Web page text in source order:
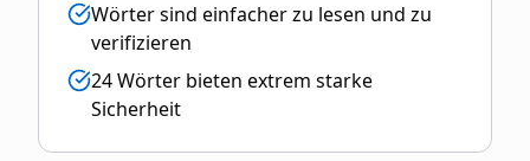
Wörter sind einfacher zu lesen und zu
verifizieren
24 Wörter bieten extrem starke
Sicherheit